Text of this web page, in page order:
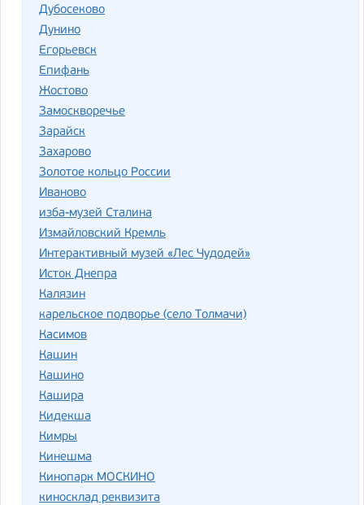
Дубосеково
Дунино
Егорьевск
Епифань
Жостово
Замоскворечье
Зарайск
Захарово
Золотое кольцо России
Иваново
изба-музей Сталина
Измайловский Кремль
Интерактивный музей «Лес Чудодей»
Исток Днепра
Калязин
карельское подворье (село Толмачи)
Касимов
Кашин
Кашино
Кашира
Кидекша
Кимры
Кинешма
Кинопарк МОСКИНО
киносклад реквизита